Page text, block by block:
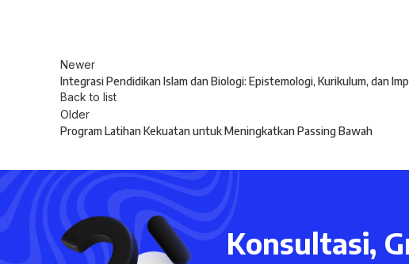
Newer
Integrasi Pendidikan Islam dan Biologi: Epistemologi, Kurikulum, dan
Back to list
Older
Program Latihan Kekuatan untuk Meningkatkan Passing Bawah
Konsultasi,